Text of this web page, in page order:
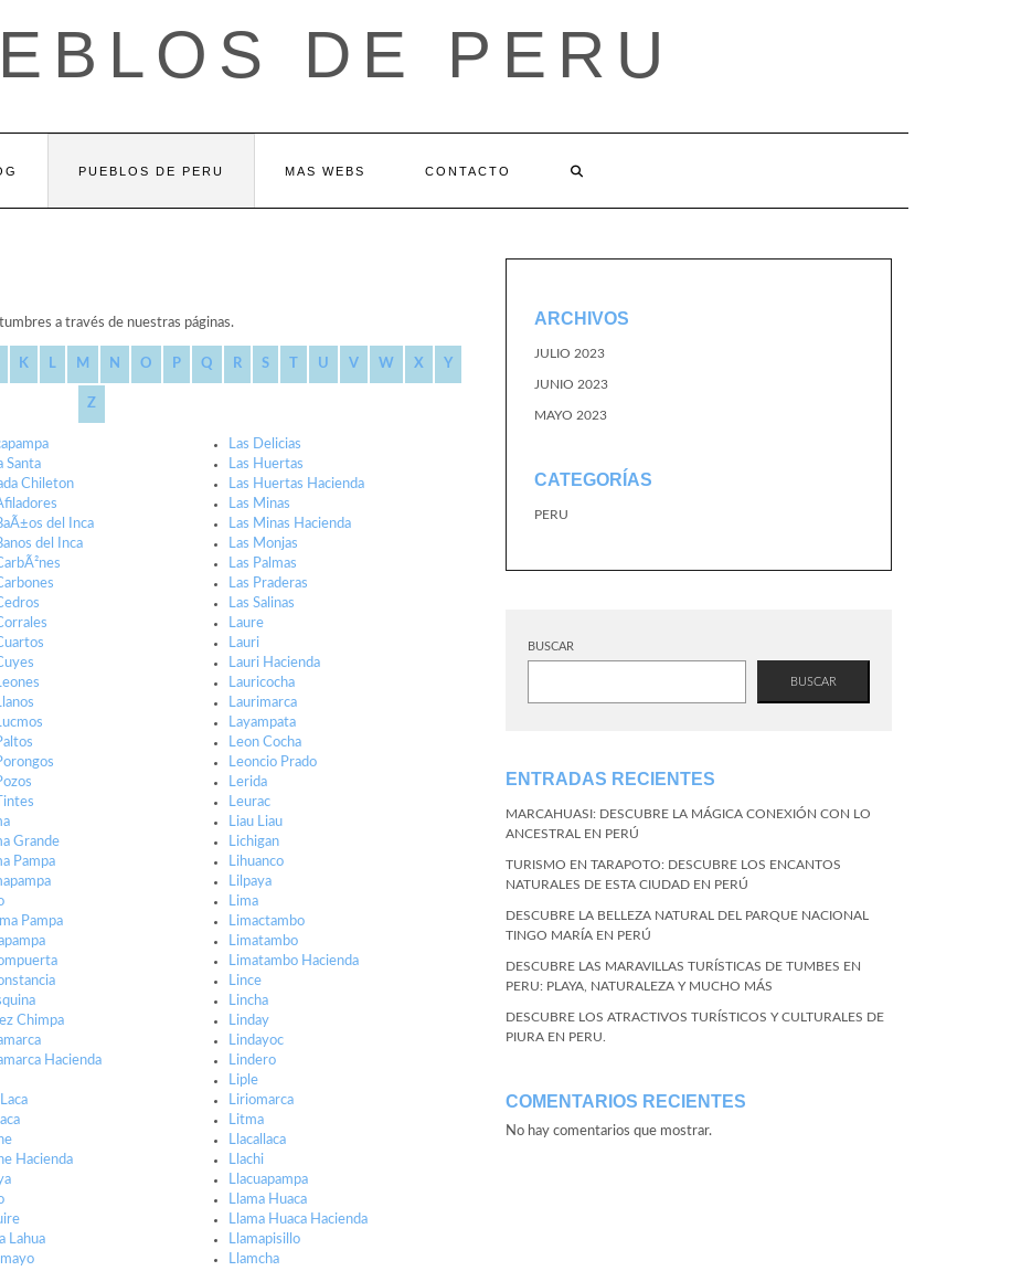
DE PERU
PUEBLOS DE PERU MAS WEBS CONTACTO
a través de nuestras páginas.
K L M N O P Q R S U V W X Y
Z
Santa
Chileton
del Inca
del Inca
Grande
Pampa
Pampa
Chimpa
Hacienda
Hacienda
Lahua
Las Delicias
Las Huertas
Las Huertas Hacienda
Las Minas
Las Minas Hacienda
Las Monjas
Las Palmas
Las Praderas
Las Salinas
Laure
Lauri
Lauri Hacienda
Lauricocha
Laurimarca
Layampata
Leon Cocha
Leoncio Prado
Lerida
Leurac
Liau Liau
Lichigan
Lihuanco
Lilpaya
Lima
Limactambo
Limatambo
Limatambo Hacienda
Lince
Lincha
Linday
Lindayoc
Lindero
Liple
Liriomarca
Litma
Llacallaca
Llachi
Llacuapampa
Llama Huaca
Llama Huaca Hacienda
Llamapisillo
Llamcha
ARCHIVOS
JULIO 2023
JUNIO 2023
MAYO 2023
CATEGORÍAS
PERU
BUSCAR
BUSCAR
ENTRADAS RECIENTES
MARCAHUASI: DESCUBRE LA MÁGICA CONEXIÓN CON LO
ANCESTRAL EN PERÚ
TURISMO EN TARAPOTO: DESCUBRE LOS ENCANTOS
NATURALES DE ESTA CIUDAD EN PERÚ
DESCUBRE LA BELLEZA NATURAL DEL PARQUE NACIONAL
TINGO MARÍA EN PERÚ
DESCUBRE LAS MARAVILLAS TURÍSTICAS DE TUMBES EN
PERU: PLAYA, NATURALEZA Y MUCHO MÁS
DESCUBRE LOS ATRACTIVOS TURÍSTICOS Y CULTURALES DE
PIURA EN PERU.
COMENTARIOS RECIENTES
No hay comentarios que mostrar.